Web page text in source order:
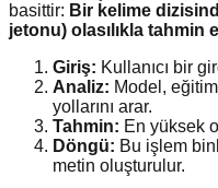
basittir: Bir kelime
jetonu) olasılıkla tahmin
Giriş: Kullanıcı bir
Analiz: Model,
yollarını arar.
Tahmin: En yüksek
Döngü: Bu işlem
metin oluşturulur.